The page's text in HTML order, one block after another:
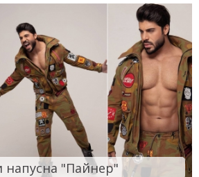
напусна "Пайнер"